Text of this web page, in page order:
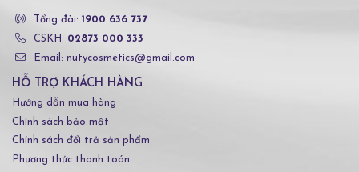
Tổng đài: 1900 636 737
CSKH: 02873 000 333
Email: nutycosmetics@gmail.com
HỖ TRỢ KHÁCH HÀNG
Hướng dẫn mua hàng
Chính sách bảo mật
Chính sách đổi trả sản phẩm
Phương thức thanh toán